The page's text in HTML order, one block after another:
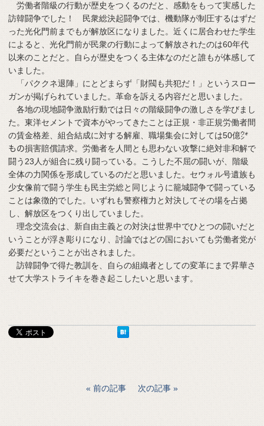
労働者階級の行動が歴史をつくるのだと、感動をもって実感した
訪韓闘争でした！ 民衆総決起闘争では、機動隊が制圧するはずだ
った光化門前までもが解放区になりました。近くに居合わせた学生
によると、光化門前が民衆の行動によって解放されたのは60年代
以来のことだと。自らが歴史をつくる主体なのだと誰もが体感して
いました。
「パククネ退陣」にとどまらず「財閥も共犯だ！」というスロー
ガンが掲げられていました。革命を訴える内容だと思いました。
各地の現地闘争激励行動では日々の階級闘争の激しさを学びまし
た。東洋セメントで資本がやってきたことは正規・非正規労働者間
の賃金格差、組合結成に対する解雇、職場集会に対しては50億㌆
もの損害賠償請求。労働者を人間とも思わない攻撃に絶対非和解で
闘う23人が組合に残り闘っている。こうした不屈の闘いが、階級
全体の力関係を形成しているのだと思いました。セウォル号遺族も
少女像前で闘う学生も民主労総と同じように籠城闘争で闘っている
ことは象徴的でした。いずれも警察権力と対決してその場を占拠
し、解放区をつくり出していました。
理念交流会は、新自由主義との対決は世界中でひとつの闘いだと
いうことが浮き彫りになり、討論ではどの国においても労働者党が
必要だということが出されました。
訪韓闘争で得た教訓を、自らの組織者としての変革にまで昇華さ
せて大学ストライキを巻き起こしたいと思います。
前の記事 次の記事